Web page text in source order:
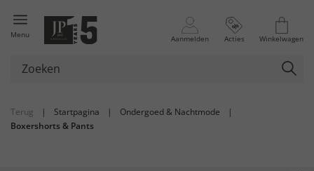
Menu Aanmelden Acties Winkelwagen
Terug | Startpagina | Ondergoed & Nachtmode
|
Boxershorts & Pants